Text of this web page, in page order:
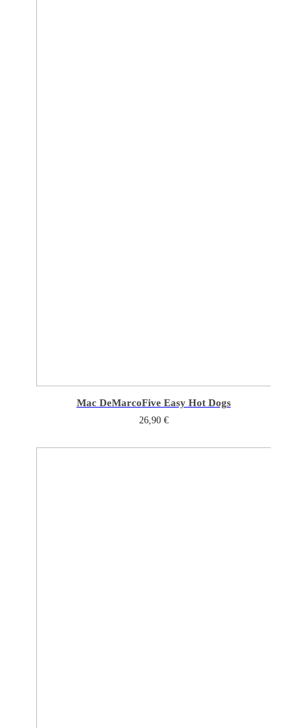
Mac DeMarcoFive Easy Hot Dogs
26,90 €